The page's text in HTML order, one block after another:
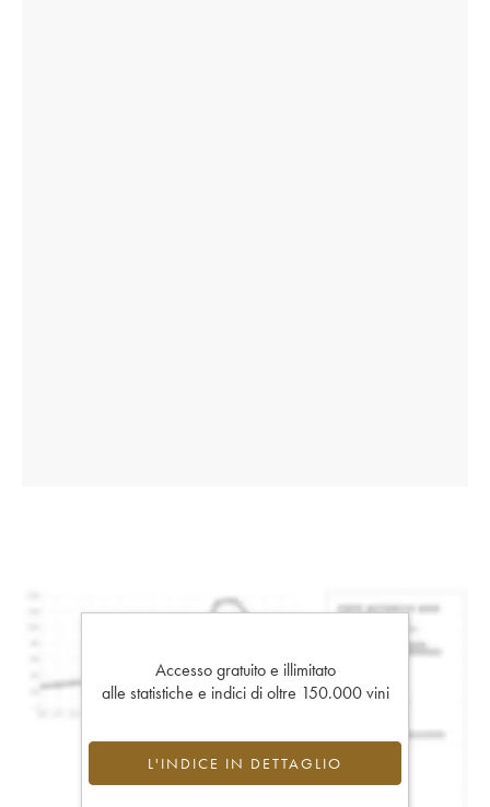
Accesso gratuito e illimitato
alle statistiche e indici di oltre 150.000 vini
L'INDICE IN DETTAGLIO